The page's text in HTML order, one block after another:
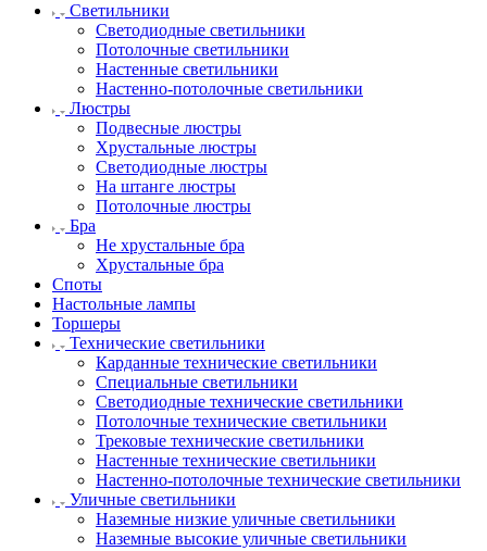
Светильники
Светодиодные светильники
Потолочные светильники
Настенные светильники
Настенно-потолочные светильники
Люстры
Подвесные люстры
Хрустальные люстры
Светодиодные люстры
На штанге люстры
Потолочные люстры
Бра
Не хрустальные бра
Хрустальные бра
Споты
Настольные лампы
Торшеры
Технические светильники
Карданные технические светильники
Специальные светильники
Светодиодные технические светильники
Потолочные технические светильники
Трековые технические светильники
Настенные технические светильники
Настенно-потолочные технические светильники
Уличные светильники
Наземные низкие уличные светильники
Наземные высокие уличные светильники